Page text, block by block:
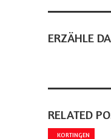
ERZÄHLE
RELATED
KORTINGEN